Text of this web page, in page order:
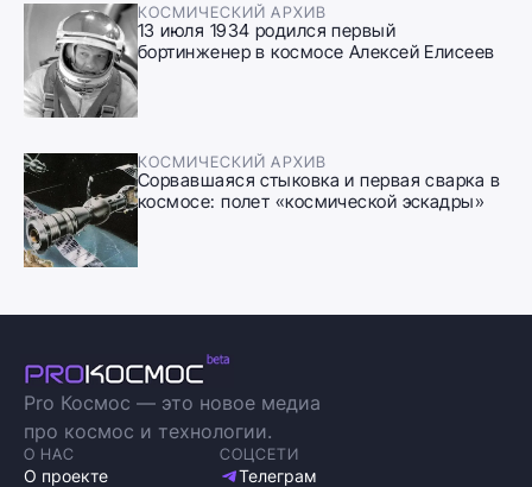
КОСМИЧЕСКИЙ АРХИВ
13 июля 1934 родился первый
бортинженер в космосе Алексей Елисеев
КОСМИЧЕСКИЙ АРХИВ
Сорвавшаяся стыковка и первая сварка в
космосе: полет «космической эскадры»
Pro Космос — это новое медиа
про космос и технологии.
О НАС
О проекте
СОЦСЕТИ
Телеграм